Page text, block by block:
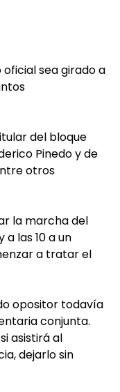
sea girado a
del bloque
Pinedo y de
otros
la marcha del
las 10 a un
a tratar el
opositor todavía
conjunta.
asistirá al
dejarlo sin